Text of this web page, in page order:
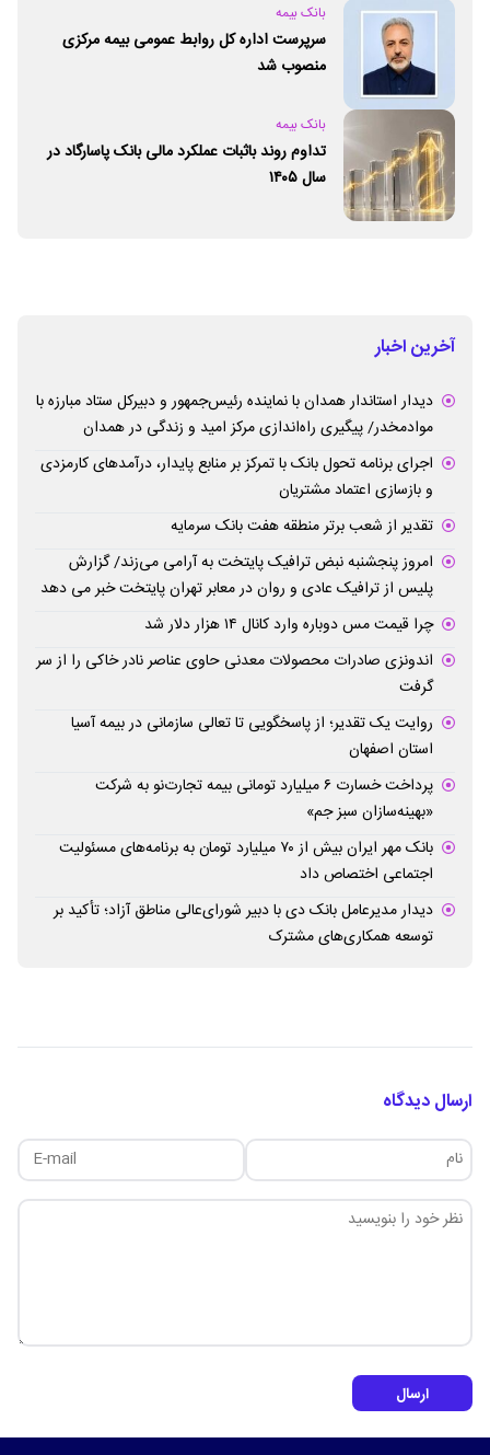
بانک بیمه
سرپرست اداره کل روابط عمومی بیمه مرکزی
منصوب شد
بانک بیمه
تداوم روند باثبات عملکرد مالی بانک پاسارگاد در
سال ۱۴۰۵
آخرین اخبار
دیدار استاندار همدان با نماینده رئیس‌جمهور و دبیرکل ستاد مبارزه با
موادمخدر/ پیگیری راه‌اندازی مرکز امید و زندگی در همدان
اجرای برنامه تحول بانک با تمرکز بر منابع پایدار، درآمدهای کارمزدی
و بازسازی اعتماد مشتریان
تقدیر از شعب برتر منطقه هفت بانک سرمایه
امروز پنجشنبه نبض ترافیک پایتخت به آرامی می‌زند/ گزارش
پلیس از ترافیک عادی و روان در معابر تهران پایتخت خبر می دهد
چرا قیمت مس دوباره وارد کانال ۱۴ هزار دلار شد
اندونزی صادرات محصولات معدنی حاوی عناصر نادر خاکی را از سر
گرفت
روایت یک تقدیر؛ از پاسخگویی تا تعالی سازمانی در بیمه آسیا
استان اصفهان
پرداخت خسارت ۶ میلیارد تومانی بیمه تجارت‌نو به شرکت
«بهینه‌سازان سبز جم»
بانک مهر ایران بیش از ۷۰ میلیارد تومان به برنامه‌های مسئولیت
اجتماعی اختصاص داد
دیدار مدیرعامل بانک دی با دبیر شورای‌عالی مناطق آزاد؛ تأکید بر
توسعه همکاری‌های مشترک
ارسال دیدگاه
ارسال